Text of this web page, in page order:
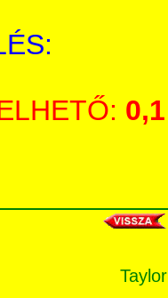
0,1